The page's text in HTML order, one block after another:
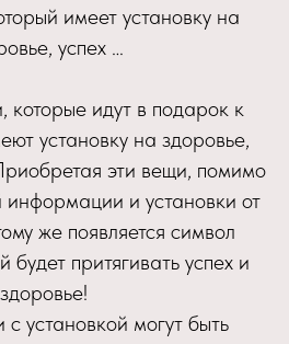
имеет установку на
успех …
идут в подарок к
установку на здоровье,
эти вещи, помимо
информации и установки от
же появляется символ
будет притягивать успех и
здоровье!
установкой могут быть